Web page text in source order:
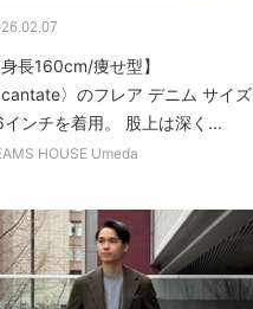
身長160cm/痩せ型】
cantate〉のフレア デニム サイズ
インチを着用。 股上は深く...
HOUSE Umeda